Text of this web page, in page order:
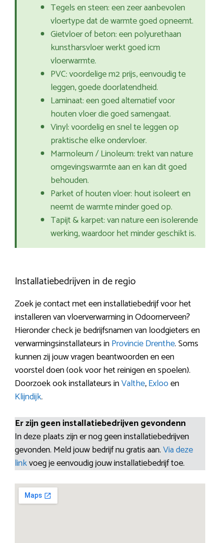
Tegels en steen: een zeer aanbevolen
vloertype dat de warmte goed opneemt.
Gietvloer of beton: een polyurethaan
kunstharsvloer werkt goed icm
vloerwarmte.
PVC: voordelige m2 prijs, eenvoudig te
leggen, goede doorlatendheid.
Laminaat: een goed alternatief voor
houten vloer die goed samengaat.
Vinyl: voordelig en snel te leggen op
praktische elke ondervloer.
Marmoleum / Linoleum: trekt van nature
omgevingswarmte aan en kan dit goed
behouden.
Parket of houten vloer: hout isoleert en
neemt de warmte minder goed op.
Tapijt & karpet: van nature een isolerende
werking, waardoor het minder geschikt is.
Installatiebedrijven in de regio
Zoek je contact met een installatiebedrijf voor het
installeren van vloerverwarming in Odoornerveen?
Hieronder check je bedrijfsnamen van loodgieters en
verwarmingsinstallateurs inProvincie Drenthe. Soms
kunnen zij jouw vragen beantwoorden en een
voorstel doen (ook voor het reinigen en spoelen).
Doorzoek ook installateurs inValthe,Exlooen
Klijndijk.
Er zijn geen installatiebedrijven gevondenn
In deze plaats zijn er nog geen installatiebedrijven
gevonden. Meld jouw bedrijf nu gratis aan.Via deze
linkvoeg je eenvoudig jouw installatiebedrijf toe.